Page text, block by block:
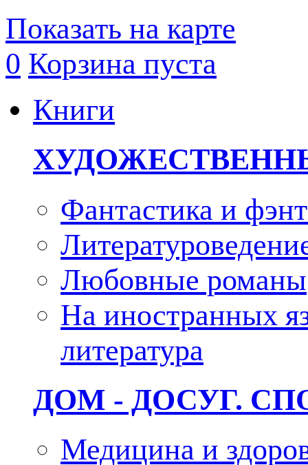
Показать на карте
0 Корзина пуста
Книги
Фантастика и
Любовные романы
На иностранных
литература
ДОМ - ДОСУГ.
Медицина и